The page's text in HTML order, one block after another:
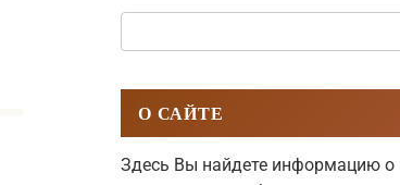
О САЙТЕ
Здесь Вы найдете информацию о